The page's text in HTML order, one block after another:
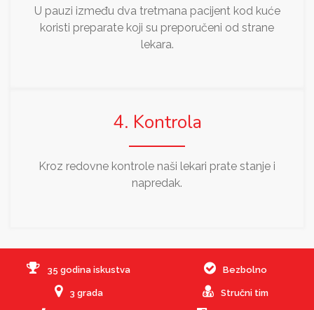
U pauzi između dva tretmana pacijent kod kuće
koristi preparate koji su preporučeni od strane
lekara.
4. Kontrola
Kroz redovne kontrole naši lekari prate stanje i
napredak.
35 godina iskustva Bezbolno
3 grada Stručni tim